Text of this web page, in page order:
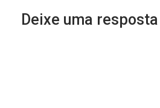
Deixe uma resposta